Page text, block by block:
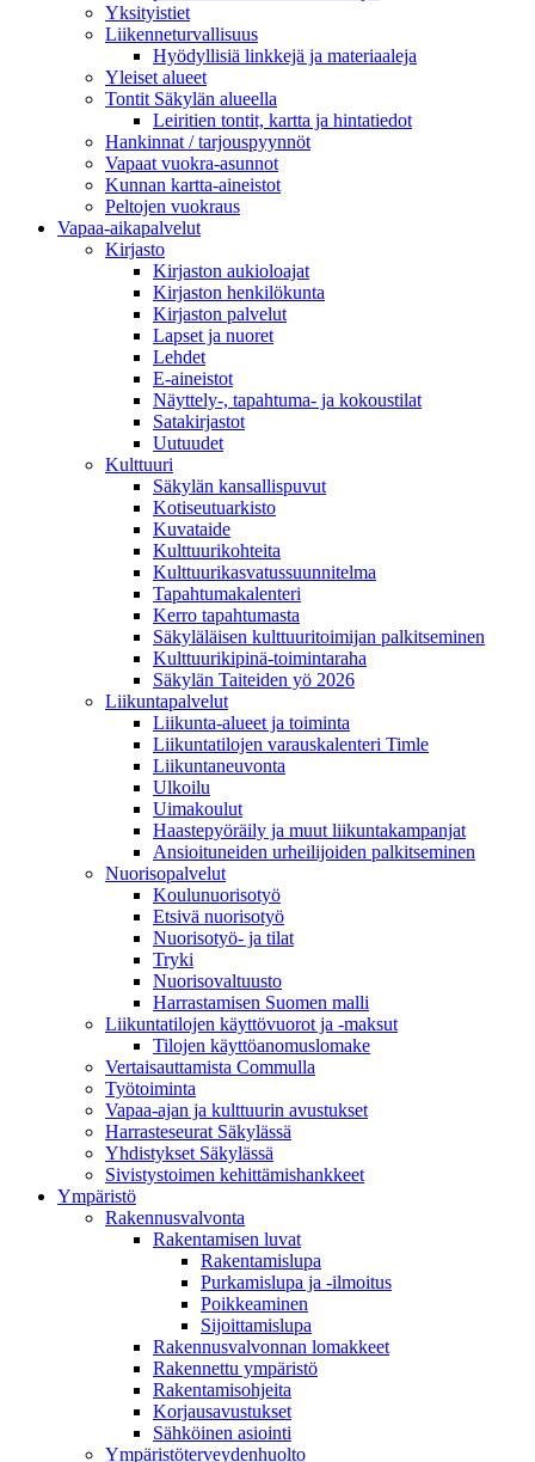
Yksityistiet
Liikenneturvallisuus
Hyödyllisiä linkkejä ja materiaaleja
Yleiset alueet
Tontit Säkylän alueella
Leiritien tontit, kartta ja hintatiedot
Hankinnat / tarjouspyynnöt
Vapaat vuokra-asunnot
Kunnan kartta-aineistot
Peltojen vuokraus
Vapaa-aika­palvelut
Kirjasto
Kirjaston aukioloajat
Kirjaston henkilökunta
Kirjaston palvelut
Lapset ja nuoret
Lehdet
E-aineistot
Näyttely-, tapahtuma- ja kokoustilat
Satakirjastot
Uutuudet
Kulttuuri
Säkylän kansallispuvut
Kotiseutuarkisto
Kuvataide
Kulttuurikohteita
Kulttuurikasvatussuunnitelma
Tapahtumakalenteri
Kerro tapahtumasta
Säkyläläisen kulttuuritoimijan palkitseminen
Kulttuurikipinä-toimintaraha
Säkylän Taiteiden yö 2026
Liikuntapalvelut
Liikunta-alueet ja toiminta
Liikuntatilojen varauskalenteri Timle
Liikuntaneuvonta
Ulkoilu
Uimakoulut
Haastepyöräily ja muut liikuntakampanjat
Ansioituneiden urheilijoiden palkitseminen
Nuorisopalvelut
Koulunuorisotyö
Etsivä nuorisotyö
Nuorisotyö- ja tilat
Tryki
Nuorisovaltuusto
Harrastamisen Suomen malli
Liikuntatilojen käyttövuorot ja -maksut
Tilojen käyttöanomuslomake
Vertaisauttamista Commulla
Työtoiminta
Vapaa-ajan ja kulttuurin avustukset
Harrasteseurat Säkylässä
Yhdistykset Säkylässä
Sivistystoimen kehittämishankkeet
Ympä­ristö
Rakennusvalvonta
Rakentamisen luvat
Rakentamislupa
Purkamislupa ja -ilmoitus
Poikkeaminen
Sijoittamislupa
Rakennusvalvonnan lomakkeet
Rakennettu ympäristö
Rakentamisohjeita
Korjausavustukset
Sähköinen asiointi
Ympäristöterveydenhuolto